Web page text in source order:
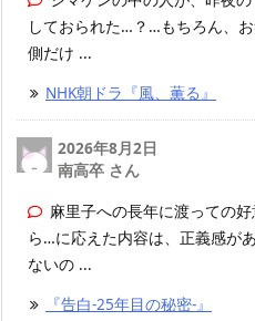
しておられた…？…もちろん、
側だけ ...
NHK朝ドラ『風、薫る』
2026年8月2日
南高卒 さん
麻里子への長年に渡っての
ら…に応えた内容は、正義感が
ないの ...
『告白-25年目の秘密-』